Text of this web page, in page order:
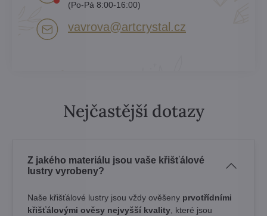
(Po-Pá 8:00-16:00)
vavrova​@artcrystal​.cz
Nejčastější dotazy
Z jakého materiálu jsou vaše křišťálové
lustry vyrobeny?
Naše křišťálové lustry jsou vždy ověšeny prvotřídními
křišťálovými ověsy nejvyšší kvality , které jsou